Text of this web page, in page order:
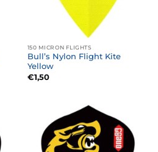
150 MICRON FLIGHTS
Bull’s Nylon Flight Kite
Yellow
€1,50